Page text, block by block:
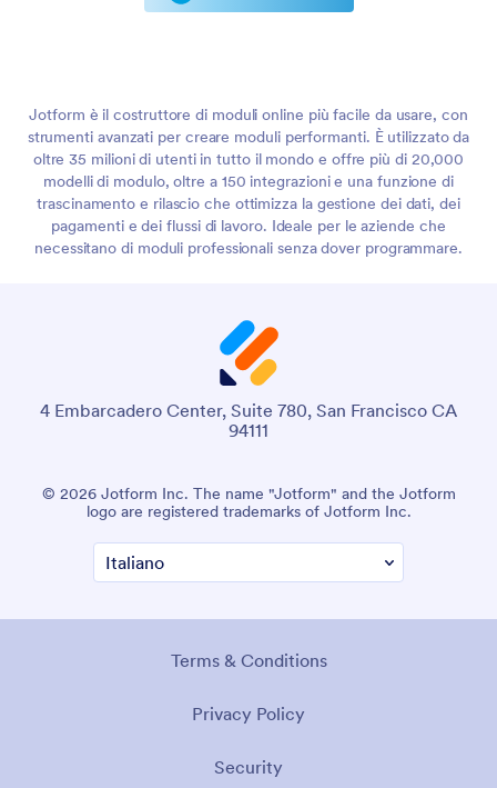
Jotform è il costruttore di moduli online più facile da usare, con
strumenti avanzati per creare moduli performanti. È utilizzato da
oltre 35 milioni di utenti in tutto il mondo e offre più di 20,000
modelli di modulo, oltre a 150 integrazioni e una funzione di
trascinamento e rilascio che ottimizza la gestione dei dati, dei
pagamenti e dei flussi di lavoro. Ideale per le aziende che
necessitano di moduli professionali senza dover programmare.
4 Embarcadero Center, Suite 780, San Francisco CA
94111
© 2026 Jotform Inc. The name "Jotform" and the Jotform
logo are registered trademarks of Jotform Inc.
Terms & Conditions
Privacy Policy
Security